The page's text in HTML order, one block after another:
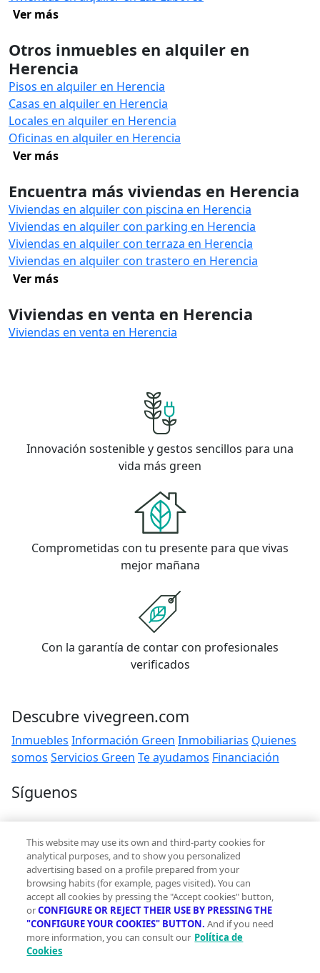
Ver más
Otros inmuebles en alquiler en
Herencia
Pisos en alquiler en Herencia
Casas en alquiler en Herencia
Locales en alquiler en Herencia
Oficinas en alquiler en Herencia
Ver más
Encuentra más viviendas en Herencia
Viviendas en alquiler con piscina en Herencia
Viviendas en alquiler con parking en Herencia
Viviendas en alquiler con terraza en Herencia
Viviendas en alquiler con trastero en Herencia
Ver más
Viviendas en venta en Herencia
Viviendas en venta en Herencia
Innovación sostenible y gestos sencillos para una
vida más green
Comprometidas con tu presente para que vivas
mejor mañana
Con la garantía de contar con profesionales
verificados
Descubre vivegreen.com
Inmuebles Información Green Inmobiliarias Quienes
somos Servicios Green Te ayudamos Financiación
Síguenos
Contacto
hola@vivegreen.com
Aviso Legal
Condiciones de uso
This website may use its own and third-party cookies for
analytical purposes, and to show you personalized
advertising based on a profile prepared from your
browsing habits (for example, pages visited). You can
accept all cookies by pressing the "Accept cookies" button,
orCONFIGURE OR REJECT THEIR USE BY PRESSING THE
"CONFIGURE YOUR COOKIES" BUTTON. And if you need
more information, you can consult our Política de
Cookies